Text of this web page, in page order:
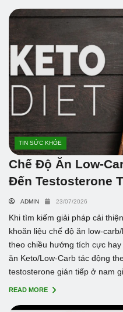
TIN SỨC KHỎE
Chế Độ Ăn Low-
Đến Testosterone
ADMIN 23/07/2026
Khi tìm kiếm giải pháp cải
khoăn liệu chế độ ăn low-
theo chiều hướng tích cực
ăn Keto/Low-Carb tác động
testosterone gián tiếp ở nam
READ MORE